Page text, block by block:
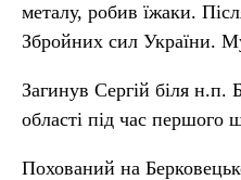
металу, робив їжаки.
Збройних сил України.
Загинув Сергій біля н.п.
області під час першого
Похований на